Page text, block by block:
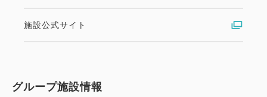
施設公式サイト
グループ施設情報